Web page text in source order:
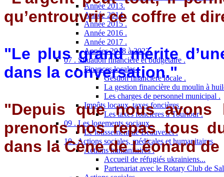
Année 2013.
Année 2014 .
Année 2015 .
Année 2016 .
Année 2017 .
Années 2018 à 2023.
07 . Situation financière et budgétaire .
Finances locales .
Gestion financière locale .
La gestion financière du moulin à
Les charges de personnel municipal .
Impôts locaux, taxes foncières .
Les taxes foncières à Tourtour .
09 . Les logements sociaux .
Le lotissement de Beauvezet .
10 . Actions sociales, médicales et humanitaires.
Actions humanitaires .
Accueil de réfugiés ukrainiens...
Partenariat avec le Rotary Club de
qu’entrouvrir ce coffre et
"Le plus grand mérite
dans la conversation."
"Depuis que nous
prenons nos repas tous
dans la Cène de Léonard